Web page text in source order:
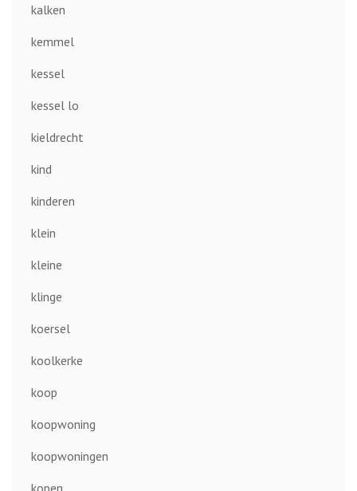
kalken
kemmel
kessel
kessel lo
kieldrecht
kind
kinderen
klein
kleine
klinge
koersel
koolkerke
koop
koopwoning
koopwoningen
kopen